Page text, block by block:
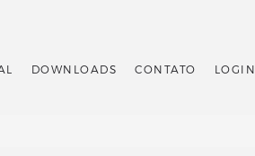
DOWNLOADS CONTATO LOGIN